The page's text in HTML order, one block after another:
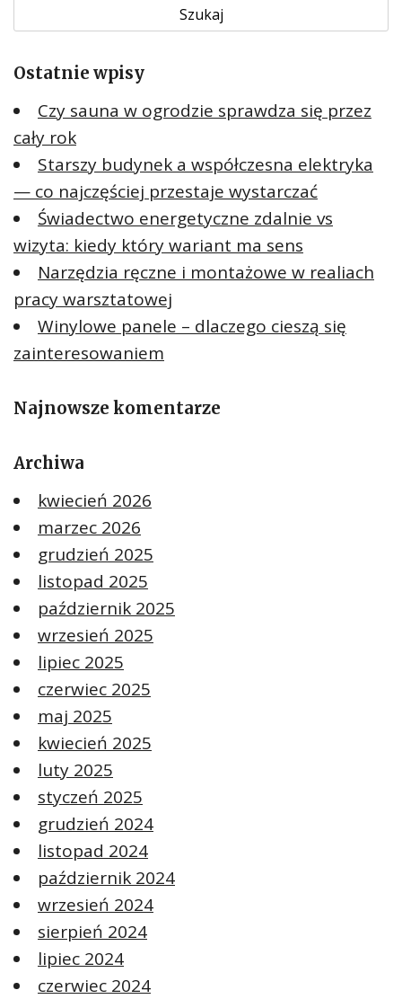
k
jOstatnie wpisy
Czy sauna w ogrodzie sprawdza się przez
cały rok
Starszy budynek a współczesna elektryka
— co najczęściej przestaje wystarczać
Świadectwo energetyczne zdalnie vs
wizyta: kiedy który wariant ma sens
Narzędzia ręczne i montażowe w realiach
pracy warsztatowej
Winylowe panele – dlaczego cieszą się
zainteresowaniem
Najnowsze komentarze
Archiwa
kwiecień 2026
marzec 2026
grudzień 2025
listopad 2025
październik 2025
wrzesień 2025
lipiec 2025
czerwiec 2025
maj 2025
kwiecień 2025
luty 2025
styczeń 2025
grudzień 2024
listopad 2024
październik 2024
wrzesień 2024
sierpień 2024
lipiec 2024
czerwiec 2024